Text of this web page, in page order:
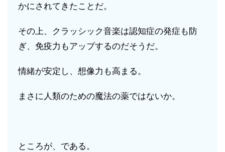
かにされてきたことだ。
その上、クラッシック音楽は認知症の発症も防
ぎ、免疫力もアップするのだそうだ。
情緒が安定し、想像力も高まる。
まさに人類のための魔法の薬ではないか。
ところが、である。